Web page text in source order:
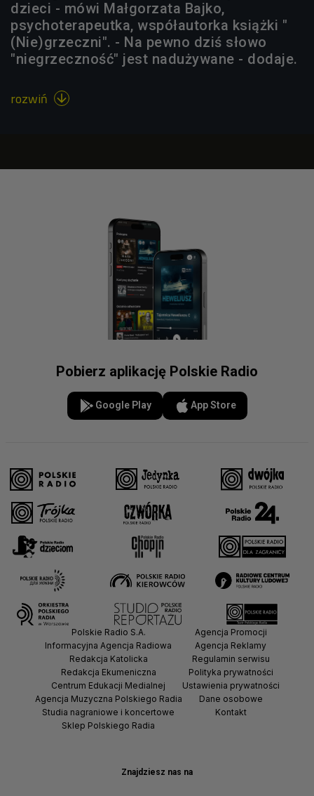
dzieci - mówi Małgorzata Bajko,
psychoterapeutka, współautorka książki "
(Nie)grzeczni". - Na pewno dziś słowo
"niegrzeczność" jest nadużywane - dodaje.
rozwiń 
Pobierz aplikację Polskie Radio
Google Play App Store
Znajdziesz nas na
Polskie Radio S.A.
Informacyjna Agencja Radiowa
Redakcja Katolicka
Redakcja Ekumeniczna
Centrum Edukacji Medialnej
Agencja Muzyczna Polskiego Radia
Studia nagraniowe i koncertowe
Sklep Polskiego Radia
Agencja Promocji
Agencja Reklamy
Regulamin serwisu
Polityka prywatności
Ustawienia prywatności
Dane osobowe
Kontakt